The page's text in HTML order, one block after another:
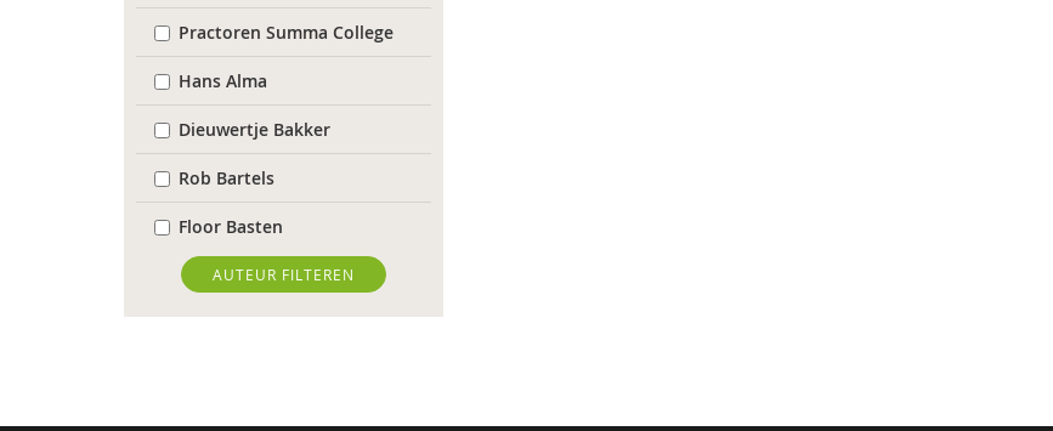
Practoren Summa College
Hans Alma
Dieuwertje Bakker
Rob Bartels
Floor Basten
Lisette Bastiaansen
Desirée Bierlaagh
Karianne den Boer
AUTEUR FILTEREN